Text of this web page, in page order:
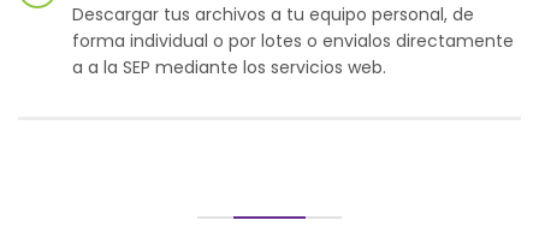
Descargar tus archivos a tu equipo personal, de
forma individual o por lotes o envialos directamente
a a la SEP mediante los servicios web.